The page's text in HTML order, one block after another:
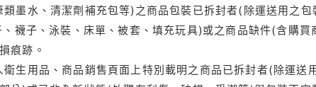
墨水、清潔劑補充包等)之商品包裝已拆封者(除運送用之包
襪子、泳裝、床單、被套、填充玩具)或之商品缺件(含購買
痕跡。
生用品、商品銷售頁面上特別載明之商品已拆封者(除運送